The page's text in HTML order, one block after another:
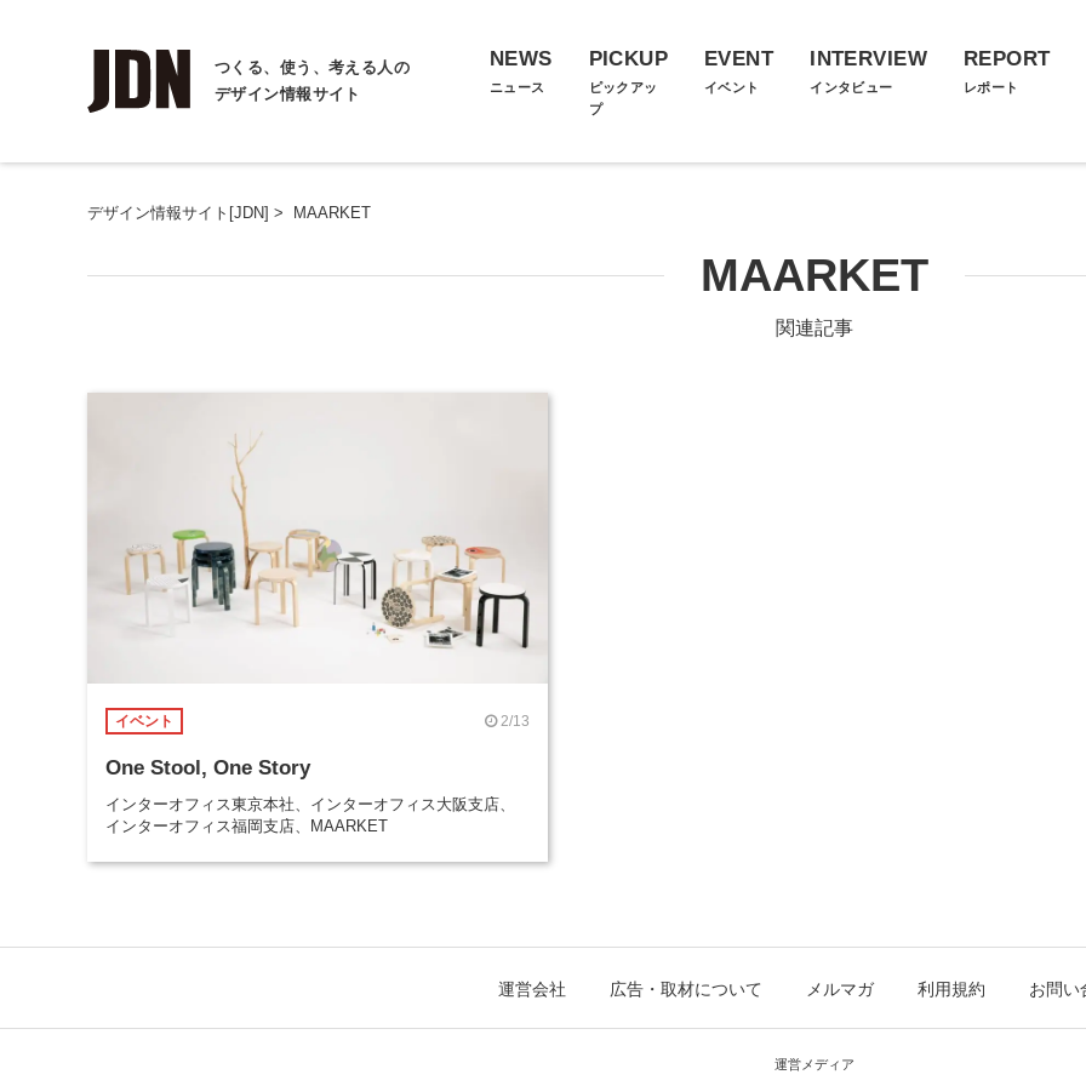
つくる、使う、考える人の
デザイン情報サイト
NEWS
ニュース
PICKUP
ピックアッ
プ
EVENT
イベント
INTERVIEW
インタビュー
REPORT
レポート
デザイン情報サイト[JDN] > MAARKET
MAARKET
関連記事
イベント 2/13
One Stool, One Story
インターオフィス東京本社、インターオフィス大阪支店、
インターオフィス福岡支店、MAARKET
運営会社 広告・取材について メルマガ 利用規約 お問い
運営メディア